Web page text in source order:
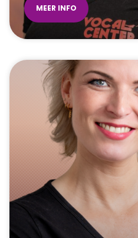
MEER INFO